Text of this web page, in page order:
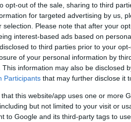
opt-out of the sale, sharing to third
for targeted advertising by us,
selection. Please note that after your
interest-based ads based on
to third parties prior to your
of your personal information by
This information may also be disclosed
Participants that may further disclose it
that this website/app uses one or more
but not limited to your visit or
to Google and its third-party tags to